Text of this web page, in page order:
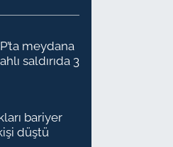
meydana
saldırıda 3
bariyer
düştü